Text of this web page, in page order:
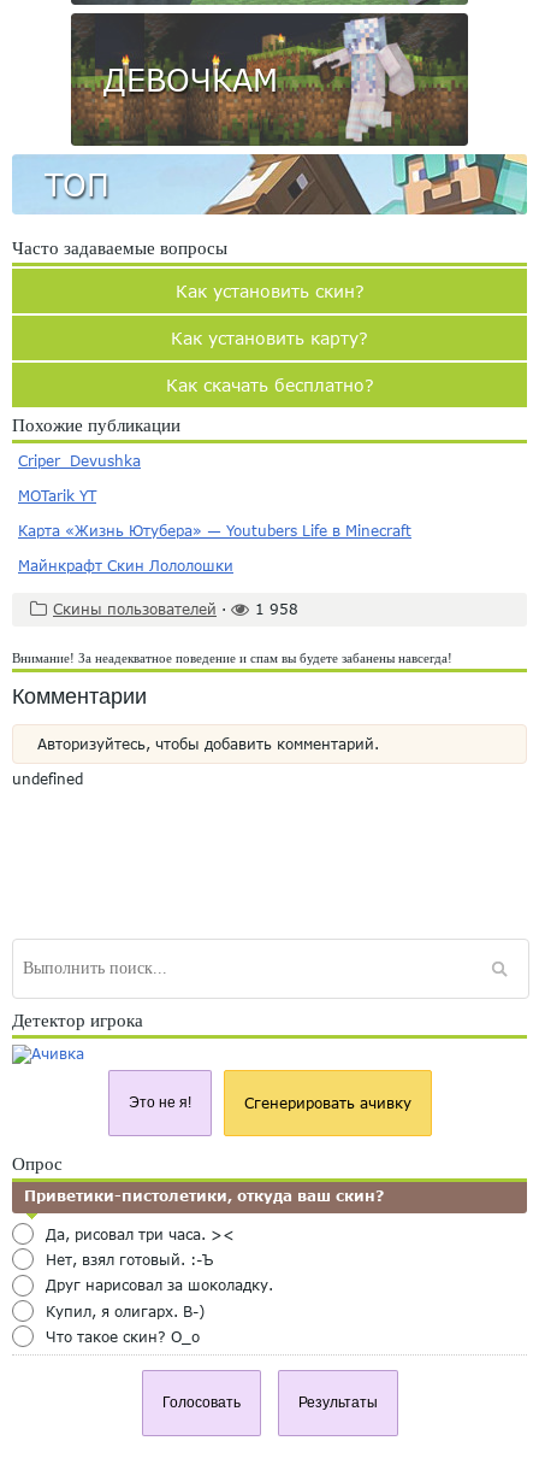
ДЕВОЧКАМ
ТОП
Часто задаваемые вопросы
Как установить скин?
Как установить карту?
Как скачать бесплатно?
Похожие публикации
Criper_Devushka
MOTarik YT
Карта «Жизнь Ютубера» — Youtubers Life в Minecraft
Майнкрафт Скин Лололошки
Скины пользователей · 1 958
Внимание! За неадекватное поведение и спам вы будете забанены навсегда!
Комментарии
Авторизуйтесь, чтобы добавить комментарий.
undefined
Детектор игрока
Это не я! Сгенерировать ачивку
Опрос
Приветики-пистолетики, откуда ваш скин?
Да, рисовал три часа. ><
Нет, взял готовый. :-Ъ
Друг нарисовал за шоколадку.
Купил, я олигарх. B-)
Что такое скин? O_o
Голосовать Результаты